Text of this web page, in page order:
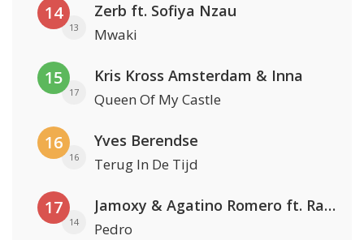
14
13
Zerb ft. Sofiya Nzau
Mwaki
15
17
Kris Kross Amsterdam & Inna
Queen Of My Castle
16
16
Yves Berendse
Terug In De Tijd
17
14
Jamoxy & Agatino Romero ft. Raffaella Carrà
Pedro